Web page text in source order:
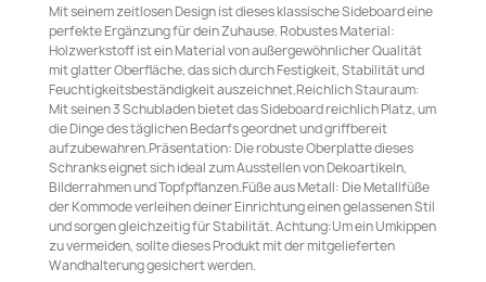
Mit seinem zeitlosen Design ist dieses klassische Sideboard eine
perfekte Ergänzung für dein Zuhause. Robustes Material:
Holzwerkstoff ist ein Material von außergewöhnlicher Qualität
mit glatter Oberfläche, das sich durch Festigkeit, Stabilität und
Feuchtigkeitsbeständigkeit auszeichnet.Reichlich Stauraum:
Mit seinen 3 Schubladen bietet das Sideboard reichlich Platz, um
die Dinge des täglichen Bedarfs geordnet und griffbereit
aufzubewahren.Präsentation: Die robuste Oberplatte dieses
Schranks eignet sich ideal zum Ausstellen von Dekoartikeln,
Bilderrahmen und Topfpflanzen.Füße aus Metall: Die Metallfüße
der Kommode verleihen deiner Einrichtung einen gelassenen Stil
und sorgen gleichzeitig für Stabilität. Achtung:Um ein Umkippen
zu vermeiden, sollte dieses Produkt mit der mitgelieferten
Wandhalterung gesichert werden.